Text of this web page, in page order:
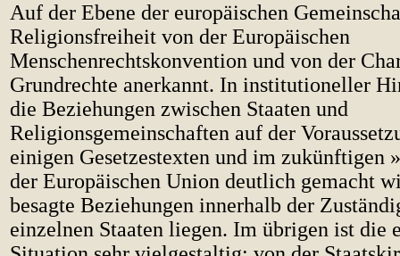
Auf der Ebene der europäischen
Religionsfreiheit von der Europäischen
Menschenrechtskonvention und von der
Grundrechte anerkannt. In institutioneller
die Beziehungen zwischen Staaten und
Religionsgemeinschaften auf der
einigen Gesetzestexten und im zukünftigen
der Europäischen Union deutlich gemacht
besagte Beziehungen innerhalb der
einzelnen Staaten liegen. Im übrigen ist die